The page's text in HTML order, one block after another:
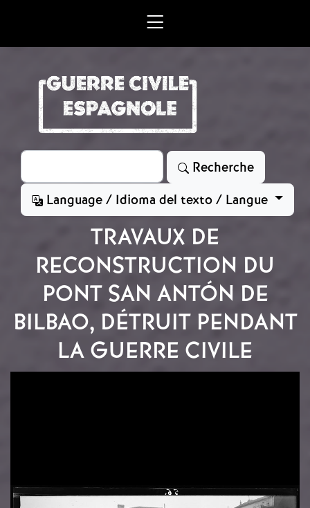
Rechercher
Recherche
Language / Idioma del texto / Langue
TRAVAUX DE
RECONSTRUCTION DU
PONT SAN ANTÓN DE
BILBAO, DÉTRUIT PENDANT
LA GUERRE CIVILE